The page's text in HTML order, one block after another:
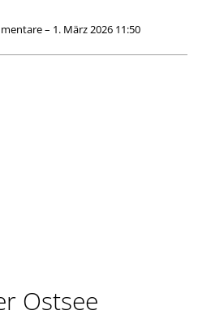
– 1. März 2026 11:50
Ostsee